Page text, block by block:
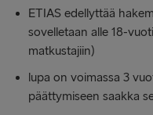
ETIAS edellyttää
sovelletaan alle 18-
matkustajiin)
lupa on voimassa 3
päättymiseen saakka